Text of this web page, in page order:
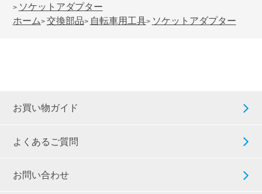
> ソケットアダプター
ホーム> 交換部品> 自転車用工具> ソケットアダプター
お買い物ガイド
よくあるご質問
お問い合わせ